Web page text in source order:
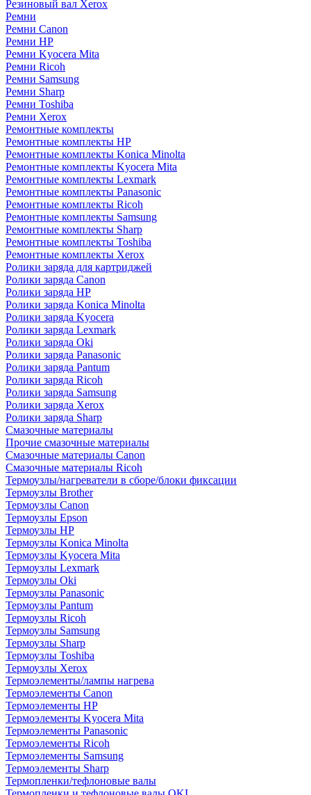
Резиновый вал Xerox
Ремни
Ремни Canon
Ремни HP
Ремни Kyocera Mita
Ремни Ricoh
Ремни Samsung
Ремни Sharp
Ремни Toshiba
Ремни Xerox
Ремонтные комплекты
Ремонтные комплекты HP
Ремонтные комплекты Konica Minolta
Ремонтные комплекты Kyocera Mita
Ремонтные комплекты Lexmark
Ремонтные комплекты Panasonic
Ремонтные комплекты Ricoh
Ремонтные комплекты Samsung
Ремонтные комплекты Sharp
Ремонтные комплекты Toshiba
Ремонтные комплекты Xerox
Ролики заряда для картриджей
Ролики заряда Canon
Ролики заряда HP
Ролики заряда Konica Minolta
Ролики заряда Kyocera
Ролики заряда Lexmark
Ролики заряда Oki
Ролики заряда Panasonic
Ролики заряда Pantum
Ролики заряда Ricoh
Ролики заряда Samsung
Ролики заряда Xerox
Ролики заряда Sharp
Смазочные материалы
Прочие смазочные материалы
Смазочные материалы Canon
Смазочные материалы Ricoh
Термоузлы/нагреватели в сборе/блоки фиксации
Термоузлы Brother
Термоузлы Canon
Термоузлы Epson
Термоузлы HP
Термоузлы Konica Minolta
Термоузлы Kyocera Mita
Термоузлы Lexmark
Термоузлы Oki
Термоузлы Panasonic
Термоузлы Pantum
Термоузлы Ricoh
Термоузлы Samsung
Термоузлы Sharp
Термоузлы Toshiba
Термоузлы Xerox
Термоэлементы/лампы нагрева
Термоэлементы Canon
Термоэлементы HP
Термоэлементы Kyocera Mita
Термоэлементы Panasonic
Термоэлементы Ricoh
Термоэлементы Samsung
Термоэлементы Sharp
Термопленки/тефлоновые валы